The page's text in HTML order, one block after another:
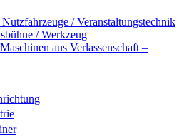
/ Veranstaltungstechnik
/ Werkzeug
aus Verlassenschaft –